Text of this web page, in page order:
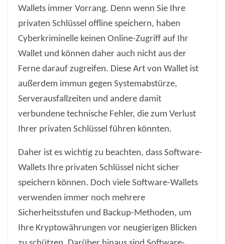
Wallets immer Vorrang. Denn wenn Sie Ihre
privaten Schlüssel offline speichern, haben
Cyberkriminelle keinen Online-Zugriff auf Ihr
Wallet und können daher auch nicht aus der
Ferne darauf zugreifen. Diese Art von Wallet ist
außerdem immun gegen Systemabstürze,
Serverausfallzeiten und andere damit
verbundene technische Fehler, die zum Verlust
Ihrer privaten Schlüssel führen könnten.
Daher ist es wichtig zu beachten, dass Software-
Wallets Ihre privaten Schlüssel nicht sicher
speichern können. Doch viele Software-Wallets
verwenden immer noch mehrere
Sicherheitsstufen und Backup-Methoden, um
Ihre Kryptowährungen vor neugierigen Blicken